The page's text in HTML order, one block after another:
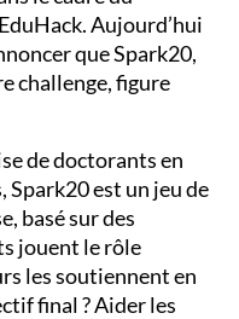
Aujourd’hui
que Spark20,
challenge, figure
de doctorants en
Spark20 est un jeu de
basé sur des
jouent le rôle
les soutiennent en
final ? Aider les